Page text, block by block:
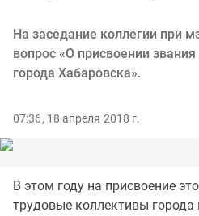
На заседание коллегии при
вопрос «О присвоении
города Хабаровска».
07:36, 18 апреля 2018 г.
В этом году на присвоение
трудовые коллективы